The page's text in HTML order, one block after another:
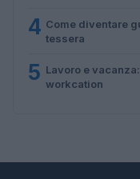
4 Come diventare
tessera
5 Lavoro e
workcation